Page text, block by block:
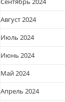
Август 2024
Июль 2024
Июнь 2024
Май 2024
Апрель 2024